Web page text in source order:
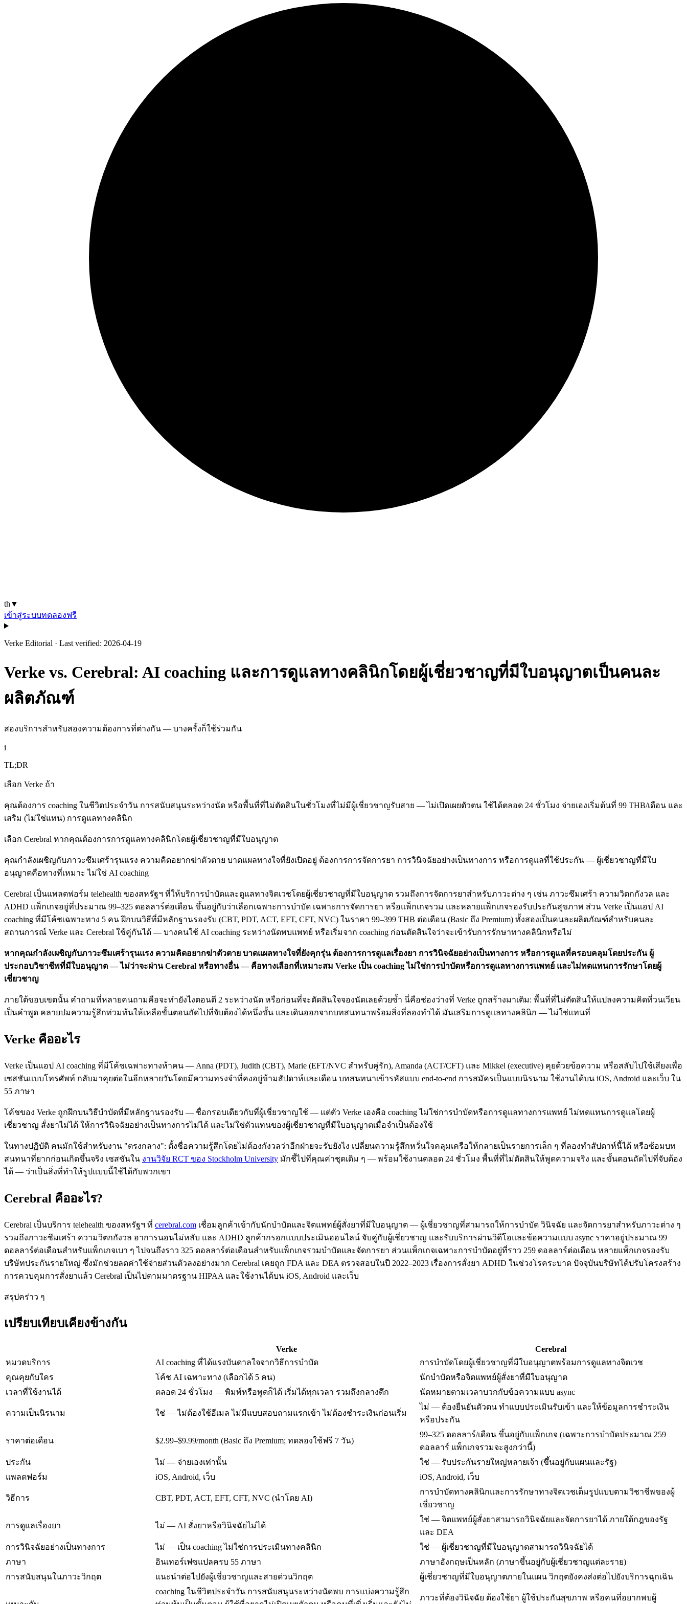
th ▼
เข้าสู่ระบบทดลองฟรี
Verke Editorial · Last verified: 2026-04-19
Verke vs. Cerebral: AI coaching และการดูแลทางคลินิกโดยผู้เชี่ยวชาญที่มีใบอนุญาตเป็นคนละ
ผลิตภัณฑ์
สองบริการสำหรับสองความต้องการที่ต่างกัน — บางครั้งก็ใช้ร่วมกัน
i
TL;DR
เลือก Verke ถ้า
คุณต้องการ coaching ในชีวิตประจำวัน การสนับสนุนระหว่างนัด หรือพื้นที่ที่ไม่ตัดสินในชั่วโมงที่ไม่มีผู้เชี่ยวชาญรับสาย — ไม่เปิดเผยตัวตน ใช้ได้ตลอด 24 ชั่วโมง จ่ายเองเริ่มต้นที่ 99 THB/เดือน และ
เสริม (ไม่ใช่แทน) การดูแลทางคลินิก
เลือก Cerebral หากคุณต้องการการดูแลทางคลินิกโดยผู้เชี่ยวชาญที่มีใบอนุญาต
คุณกำลังเผชิญกับภาวะซึมเศร้ารุนแรง ความคิดอยากฆ่าตัวตาย บาดแผลทางใจที่ยังเปิดอยู่ ต้องการการจัดการยา การวินิจฉัยอย่างเป็นทางการ หรือการดูแลที่ใช้ประกัน — ผู้เชี่ยวชาญที่มีใบ
อนุญาตคือทางที่เหมาะ ไม่ใช่ AI coaching
Cerebral เป็นแพลตฟอร์ม telehealth ของสหรัฐฯ ที่ให้บริการบำบัดและดูแลทางจิตเวชโดยผู้เชี่ยวชาญที่มีใบอนุญาต รวมถึงการจัดการยาสำหรับภาวะต่าง ๆ เช่น ภาวะซึมเศร้า ความวิตกกังวล และ
ADHD แพ็กเกจอยู่ที่ประมาณ 99–325 ดอลลาร์ต่อเดือน ขึ้นอยู่กับว่าเลือกเฉพาะการบำบัด เฉพาะการจัดการยา หรือแพ็กเกจรวม และหลายแพ็กเกจรองรับประกันสุขภาพ ส่วน Verke เป็นแอป AI
coaching ที่มีโค้ชเฉพาะทาง 5 คน ฝึกบนวิธีที่มีหลักฐานรองรับ (CBT, PDT, ACT, EFT, CFT, NVC) ในราคา 99–399 THB ต่อเดือน (Basic ถึง Premium) ทั้งสองเป็นคนละผลิตภัณฑ์สำหรับคนละ
สถานการณ์ Verke และ Cerebral ใช้คู่กันได้ — บางคนใช้ AI coaching ระหว่างนัดพบแพทย์ หรือเริ่มจาก coaching ก่อนตัดสินใจว่าจะเข้ารับการรักษาทางคลินิกหรือไม่
หากคุณกำลังเผชิญกับภาวะซึมเศร้ารุนแรง ความคิดอยากฆ่าตัวตาย บาดแผลทางใจที่ยังคุกรุ่น ต้องการการดูแลเรื่องยา การวินิจฉัยอย่างเป็นทางการ หรือการดูแลที่ครอบคลุมโดยประกัน ผู้
ประกอบวิชาชีพที่มีใบอนุญาต — ไม่ว่าจะผ่าน Cerebral หรือทางอื่น — คือทางเลือกที่เหมาะสม Verke เป็น coaching ไม่ใช่การบำบัดหรือการดูแลทางการแพทย์ และไม่ทดแทนการรักษาโดยผู้
เชี่ยวชาญ
ภายใต้ขอบเขตนั้น คำถามที่หลายคนถามคือจะทำยังไงตอนตี 2 ระหว่างนัด หรือก่อนที่จะตัดสินใจจองนัดเลยด้วยซ้ำ นี่คือช่องว่างที่ Verke ถูกสร้างมาเติม: พื้นที่ที่ไม่ตัดสินให้แปลงความคิดที่วนเวียน
เป็นคำพูด คลายปมความรู้สึกท่วมท้นให้เหลือขั้นตอนถัดไปที่จับต้องได้หนึ่งขั้น และเดินออกจากบทสนทนาพร้อมสิ่งที่ลองทำได้ มันเสริมการดูแลทางคลินิก — ไม่ใช่แทนที่
Verke คืออะไร
Verke เป็นแอป AI coaching ที่มีโค้ชเฉพาะทางห้าคน — Anna (PDT), Judith (CBT), Marie (EFT/NVC สำหรับคู่รัก), Amanda (ACT/CFT) และ Mikkel (executive) คุยด้วยข้อความ หรือสลับไปใช้เสียงเพื่อ
เซสชันแบบโทรศัพท์ กลับมาคุยต่อในอีกหลายวันโดยมีความทรงจำที่คงอยู่ข้ามสัปดาห์และเดือน บทสนทนาเข้ารหัสแบบ end-to-end การสมัครเป็นแบบนิรนาม ใช้งานได้บน iOS, Android และเว็บ ใน
55 ภาษา
โค้ชของ Verke ถูกฝึกบนวิธีบำบัดที่มีหลักฐานรองรับ — ชื่อกรอบเดียวกับที่ผู้เชี่ยวชาญใช้ — แต่ตัว Verke เองคือ coaching ไม่ใช่การบำบัดหรือการดูแลทางการแพทย์ ไม่ทดแทนการดูแลโดยผู้
เชี่ยวชาญ สั่งยาไม่ได้ ให้การวินิจฉัยอย่างเป็นทางการไม่ได้ และไม่ใช่ตัวแทนของผู้เชี่ยวชาญที่มีใบอนุญาตเมื่อจำเป็นต้องใช้
ในทางปฏิบัติ คนมักใช้สำหรับงาน "ตรงกลาง": ตั้งชื่อความรู้สึกโดยไม่ต้องกังวลว่าอีกฝ่ายจะรับยังไง เปลี่ยนความรู้สึกหวั่นใจคลุมเครือให้กลายเป็นรายการเล็ก ๆ ที่ลองทำสัปดาห์นี้ได้ หรือซ้อมบท
สนทนาที่ยากก่อนเกิดขึ้นจริง เซสชันใน งานวิจัย RCT ของ Stockholm University มักชี้ไปที่คุณค่าชุดเดิม ๆ — พร้อมใช้งานตลอด 24 ชั่วโมง พื้นที่ที่ไม่ตัดสินให้พูดความจริง และขั้นตอนถัดไปที่จับต้อง
ได้ — ว่าเป็นสิ่งที่ทำให้รูปแบบนี้ใช้ได้กับพวกเขา
Cerebral คืออะไร?
Cerebral เป็นบริการ telehealth ของสหรัฐฯ ที่ cerebral.com เชื่อมลูกค้าเข้ากับนักบำบัดและจิตแพทย์ผู้สั่งยาที่มีใบอนุญาต — ผู้เชี่ยวชาญที่สามารถให้การบำบัด วินิจฉัย และจัดการยาสำหรับภาวะต่าง ๆ
รวมถึงภาวะซึมเศร้า ความวิตกกังวล อาการนอนไม่หลับ และ ADHD ลูกค้ากรอกแบบประเมินออนไลน์ จับคู่กับผู้เชี่ยวชาญ และรับบริการผ่านวิดีโอและข้อความแบบ async ราคาอยู่ประมาณ 99
ดอลลาร์ต่อเดือนสำหรับแพ็กเกจเบา ๆ ไปจนถึงราว 325 ดอลลาร์ต่อเดือนสำหรับแพ็กเกจรวมบำบัดและจัดการยา ส่วนแพ็กเกจเฉพาะการบำบัดอยู่ที่ราว 259 ดอลลาร์ต่อเดือน หลายแพ็กเกจรองรับ
บริษัทประกันรายใหญ่ ซึ่งมักช่วยลดค่าใช้จ่ายส่วนตัวลงอย่างมาก Cerebral เคยถูก FDA และ DEA ตรวจสอบในปี 2022–2023 เรื่องการสั่งยา ADHD ในช่วงโรคระบาด ปัจจุบันบริษัทได้ปรับโครงสร้าง
การควบคุมการสั่งยาแล้ว Cerebral เป็นไปตามมาตรฐาน HIPAA และใช้งานได้บน iOS, Android และเว็บ
สรุปคร่าว ๆ
เปรียบเทียบเคียงข้างกัน
Verke
Cerebral
หมวดบริการ
AI coaching ที่ได้แรงบันดาลใจจากวิธีการบำบัด
การบำบัดโดยผู้เชี่ยวชาญที่มีใบอนุญาตพร้อมการดูแลทางจิตเวช
คุณคุยกับใคร
โค้ช AI เฉพาะทาง (เลือกได้ 5 คน)
นักบำบัดหรือจิตแพทย์ผู้สั่งยาที่มีใบอนุญาต
เวลาที่ใช้งานได้
ตลอด 24 ชั่วโมง — พิมพ์หรือพูดก็ได้ เริ่มได้ทุกเวลา รวมถึงกลางดึก นัดหมายตามเวลาบวกกับข้อความแบบ async
ความเป็นนิรนาม ใช่ — ไม่ต้องใช้อีเมล ไม่มีแบบสอบถามแรกเข้า ไม่ต้องชำระเงินก่อนเริ่ม
ไม่ — ต้องยืนยันตัวตน ทำแบบประเมินรับเข้า และให้ข้อมูลการชำระเงิน
หรือประกัน
ราคาต่อเดือน $2.99–$9.99/month (Basic ถึง Premium; ทดลองใช้ฟรี 7 วัน)
99–325 ดอลลาร์/เดือน ขึ้นอยู่กับแพ็กเกจ (เฉพาะการบำบัดประมาณ 259
ดอลลาร์ แพ็กเกจรวมจะสูงกว่านี้)
ประกัน
ไม่ — จ่ายเองเท่านั้น
ใช่ — รับประกันรายใหญ่หลายเจ้า (ขึ้นอยู่กับแผนและรัฐ)
แพลตฟอร์ม
iOS, Android, เว็บ iOS, Android, เว็บ
วิธีการ CBT, PDT, ACT, EFT, CFT, NVC (นำโดย AI)
การบำบัดทางคลินิกและการรักษาทางจิตเวชเต็มรูปแบบตามวิชาชีพของผู้
เชี่ยวชาญ
การดูแลเรื่องยา ไม่ — AI สั่งยาหรือวินิจฉัยไม่ได้
ใช่ — จิตแพทย์ผู้สั่งยาสามารถวินิจฉัยและจัดการยาได้ ภายใต้กฎของรัฐ
และ DEA
การวินิจฉัยอย่างเป็นทางการ
ไม่ — เป็น coaching ไม่ใช่การประเมินทางคลินิก
ใช่ — ผู้เชี่ยวชาญที่มีใบอนุญาตสามารถวินิจฉัยได้
ภาษา
อินเทอร์เฟซแปลครบ 55 ภาษา
ภาษาอังกฤษเป็นหลัก (ภาษาขึ้นอยู่กับผู้เชี่ยวชาญแต่ละราย)
การสนับสนุนในภาวะวิกฤต
แนะนำต่อไปยังผู้เชี่ยวชาญและสายด่วนวิกฤต ผู้เชี่ยวชาญที่มีใบอนุญาตภายในแผน วิกฤตยังคงส่งต่อไปยังบริการฉุกเฉิน
coaching ในชีวิตประจำวัน การสนับสนุนระหว่างนัดพบ การแบ่งความรู้สึก
ภาวะที่ต้องวินิจฉัย ต้องใช้ยา ผู้ใช้ประกันสุขภาพ หรือคนที่อยากพบผู้